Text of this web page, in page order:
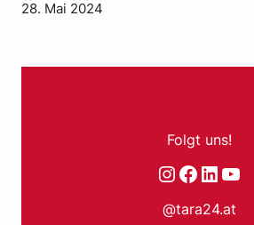
28. Mai 2024
Folgt uns!
Instagram Facebook LinkedIn YouTube
@tara24.at